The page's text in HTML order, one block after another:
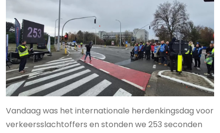
Vandaag was het internationale herdenkingsdag voor
verkeersslachtoffers en stonden we 253 seconden